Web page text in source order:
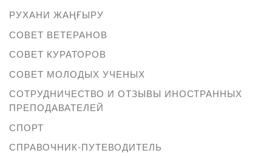
РУХАНИ ЖАҢҒЫРУ
СОВЕТ ВЕТЕРАНОВ
СОВЕТ КУРАТОРОВ
СОВЕТ МОЛОДЫХ УЧЕНЫХ
СОТРУДНИЧЕСТВО И ОТЗЫВЫ ИНОСТРАННЫХ
ПРЕПОДАВАТЕЛЕЙ
СПОРТ
СПРАВОЧНИК-ПУТЕВОДИТЕЛЬ